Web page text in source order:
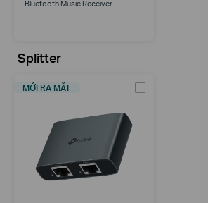
Bluetooth Music Receiver
Splitter
MỚI RA MẮT